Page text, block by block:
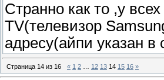
Странно как то ,у
ТV(телевизор
адресу(айпи указан в
Страница 14 из 16 « 1 2 12 13 14 15 16 »